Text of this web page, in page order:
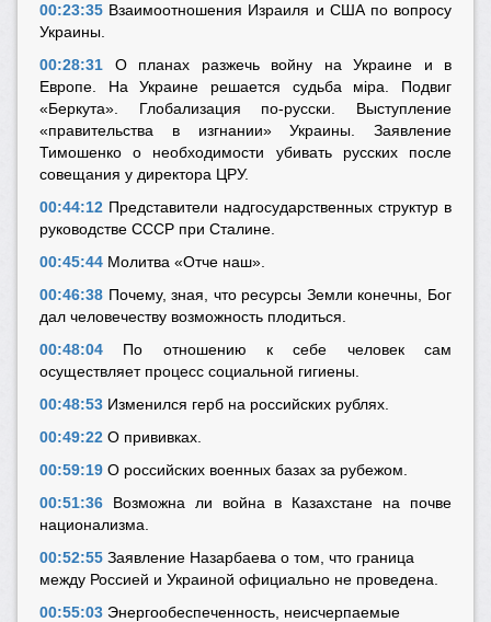
00:23:35 Взаимоотношения Израиля и США по вопросу
Украины.
00:28:31 О планах разжечь войну на Украине и в
Европе. На Украине решается судьба мiра. Подвиг
«Беркута». Глобализация по-русски. Выступление
«правительства в изгнании» Украины. Заявление
Тимошенко о необходимости убивать русских после
совещания у директора ЦРУ.
00:44:12 Представители надгосударственных структур в
руководстве СССР при Сталине.
00:45:44 Молитва «Отче наш».
00:46:38 Почему, зная, что ресурсы Земли конечны, Бог
дал человечеству возможность плодиться.
00:48:04 По отношению к себе человек сам
осуществляет процесс социальной гигиены.
00:48:53 Изменился герб на российских рублях.
00:49:22 О прививках.
00:59:19 О российских военных базах за рубежом.
00:51:36 Возможна ли война в Казахстане на почве
национализма.
00:52:55 Заявление Назарбаева о том, что граница
между Россией и Украиной официально не проведена.
00:55:03 Энергообеспеченность, неисчерпаемые